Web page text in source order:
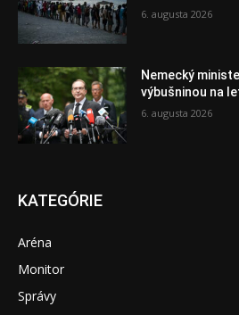
6. augusta 2026
Nemecký
výbušninou na
6. augusta 2026
KATEGÓRIE
Aréna
Monitor
Správy